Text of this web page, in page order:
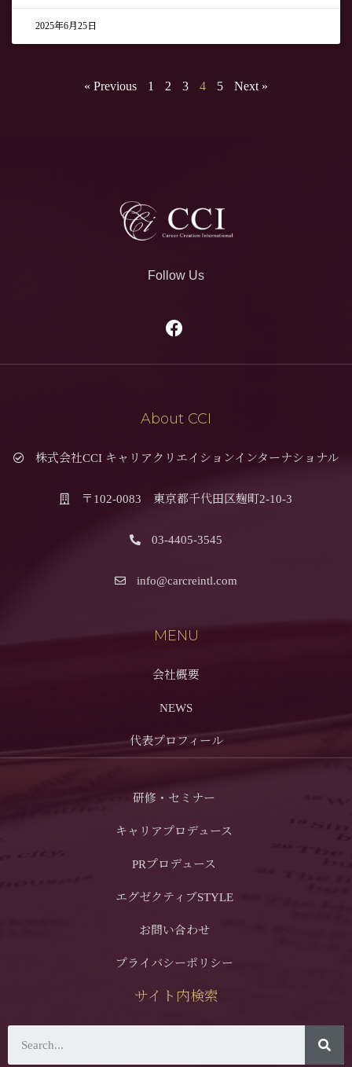
2025年6月25日
« Previous 1 2 3 4 5 Next »
Follow Us
About CCI
株式会社CCI キャリアクリエイションインターナショナル
〒102-0083 東京都千代田区麹町2-10-3
03-4405-3545
info@carcreintl.com
MENU
会社概要
NEWS
代表プロフィール
研修・セミナー
キャリアプロデュース
PRプロデュース
エグゼクティブSTYLE
お問い合わせ
プライバシーポリシー
サイト内検索